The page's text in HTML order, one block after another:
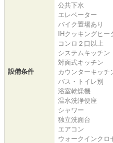
設備条件
公共下水
エレベーター
バイク置場あり
IHクッキングヒー
コンロ２口以上
システムキッチン
対面式キッチン
カウンターキッチ
バス・トイレ別
浴室乾燥機
温水洗浄便座
シャワー
独立洗面台
エアコン
ウォークインクロ